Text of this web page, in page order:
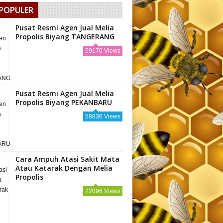
Pusat Resmi Agen Jual Melia
Propolis Biyang TANGERANG
59170 Views
Pusat Resmi Agen Jual Melia
Propolis Biyang PEKANBARU
58836 Views
Cara Ampuh Atasi Sakit Mata
Atau Katarak Dengan Melia
Propolis
22096 Views